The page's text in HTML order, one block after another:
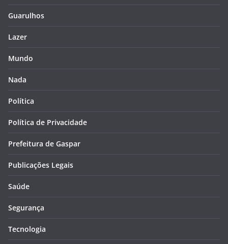
Guarulhos
Lazer
Mundo
Nada
Política
Política de Privacidade
Prefeitura de Gaspar
Publicações Legais
Saúde
Segurança
Tecnologia